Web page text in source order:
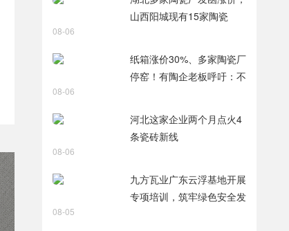
山西阳城现有15家陶瓷
08-06
纸箱涨价30%、多家陶瓷厂
停窑！有陶企老板呼吁：不
08-06
河北这家企业两个月点火4
条瓷砖新线
08-06
九方瓦业广东云浮基地开展
专项培训，筑牢绿色安全发
08-05